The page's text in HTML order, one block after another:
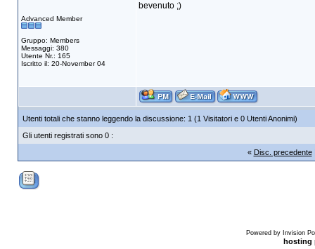
Advanced Member
Gruppo: Members
Messaggi: 380
Utente Nr.: 165
Iscritto il: 20-November 04
bevenuto ;)
Utenti totali che stanno leggendo la discussione: 1 (1 Visitatori e 0 Utenti Anonimi)
Gli utenti registrati sono 0 :
« Disc. precedente
Powered by Invision
hosting